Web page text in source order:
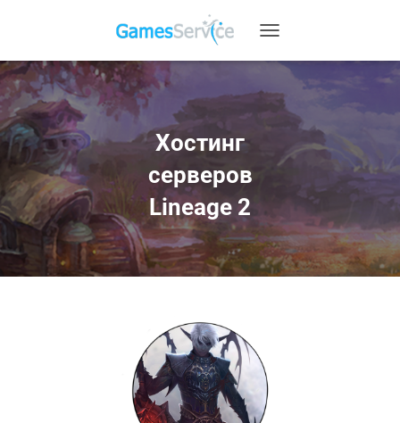
O
G
T
I
Хостинг
серверов
Lineage 2